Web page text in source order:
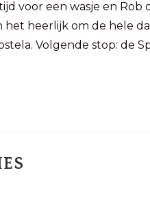
voor een wasje en
heerlijk om de hele
Volgende stop: de